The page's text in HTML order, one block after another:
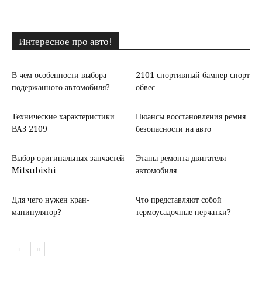
Интересное про авто!
В чем особенности выбора
подержанного автомобиля?
2101 спортивный бампер спорт
обвес
Технические характеристики
ВАЗ 2109
Нюансы восстановления ремня
безопасности на авто
Выбор оригинальных запчастей
Mitsubishi
Этапы ремонта двигателя
автомобиля
Для чего нужен кран-
манипулятор?
Что представляют собой
термоусадочные перчатки?